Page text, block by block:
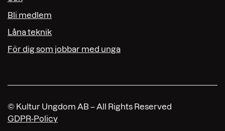
Bli medlem
Låna teknik
För dig som jobbar med unga
© Kultur Ungdom AB – All Rights Reserved
GDPR-Policy